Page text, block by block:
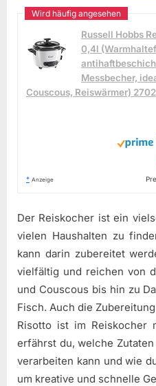
Russell Hobbs
0,4l
Messbecher,
Couscous, Reiswärmer)
* Anzeige
Der Reiskocher ist ein
vielen Haushalten zu
kann darin zubereitet
vielfältig und reichen von
und Couscous bis hin zu
Fisch. Auch die
Risotto ist im Reiskocher
erfährst du, welche
verarbeiten kann und wie
um kreative und schnelle